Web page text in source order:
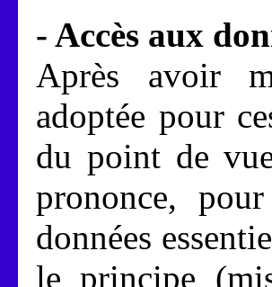
- Accès aux
Après avoir
adoptée pour
du point de
prononce,
données
le principe